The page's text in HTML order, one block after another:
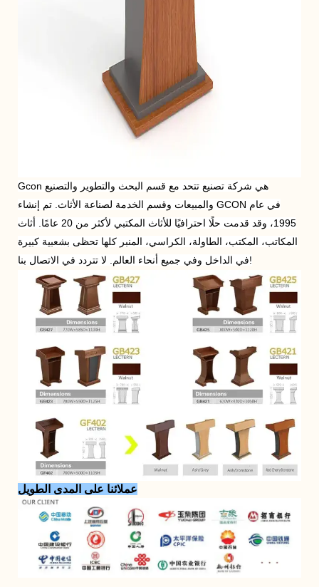
Gcon هي شركة تصنيع تتحد مع قسم البحث والتطوير والتصنيع
والمبيعات وقسم الخدمة لصناعة الأثاث. تم إنشاء GCON في عام
1995، وقد قدمت حلًا احترافيًا للأثاث المكتبي لأكثر من 20 عامًا. أثاث
المكاتب، المكتب، الطاولة، الكراسي، المنبر كلها تحظى بشعبية كبيرة
في الداخل وفي جميع أنحاء العالم. لا تتردد في الاتصال بنا!
عملائنا على المدى الطويل